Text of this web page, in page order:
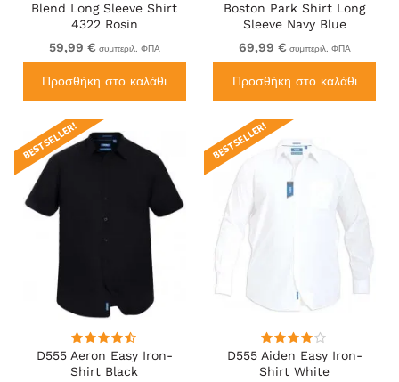
Blend Long Sleeve Shirt
4322 Rosin
59,99 € συμπεριλ. ΦΠΑ
Προσθήκη στο καλάθι
Boston Park Shirt Long
Sleeve Navy Blue
69,99 € συμπεριλ. ΦΠΑ
Προσθήκη στο καλάθι
D555 Aeron Easy Iron-
Shirt Black
BEST SELLER!
D555 Aiden Easy Iron-
Shirt White
BEST SELLER!